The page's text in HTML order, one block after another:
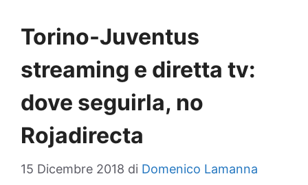
Torino-Juventus
streaming e diretta tv:
dove seguirla, no
Rojadirecta
15 Dicembre 2018 di Domenico Lamanna